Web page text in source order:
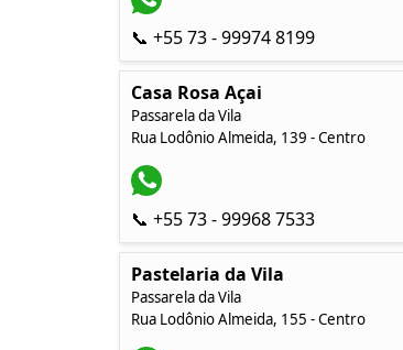
📞 +55 73 - 99974 8199
Casa Rosa Açai
Passarela da Vila
Rua Lodônio Almeida, 139 - Centro
📞 +55 73 - 99968 7533
Pastelaria da Vila
Passarela da Vila
Rua Lodônio Almeida, 155 - Centro